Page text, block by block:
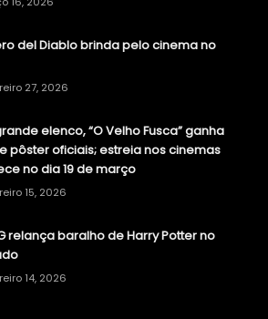
del Diablo brinda pelo cinema no
27, 2026
elenco, “O Velho Fusca” ganha
pôster oficiais; estreia nos cinemas
no dia 19 de março
15, 2026
relança baralho de Harry Potter no
14, 2026